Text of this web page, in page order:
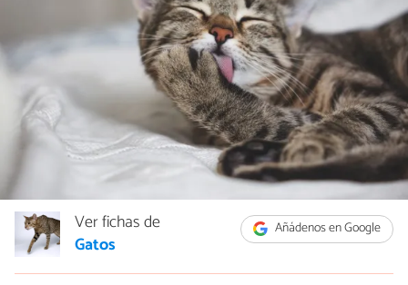
Añádenos en Google
Ver fichas de
Gatos